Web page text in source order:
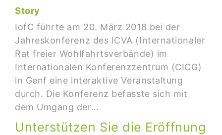
Story
IofC führte am 20. März 2018 bei der
Jahreskonferenz des ICVA (Internationaler
Rat freier Wohlfahrtsverbände) im
Internationalen Konferenzzentrum (CICG)
in Genf eine interaktive Veranstaltung
durch. Die Konferenz befasste sich mit
dem Umgang der…
Unterstützen Sie die Eröffnung